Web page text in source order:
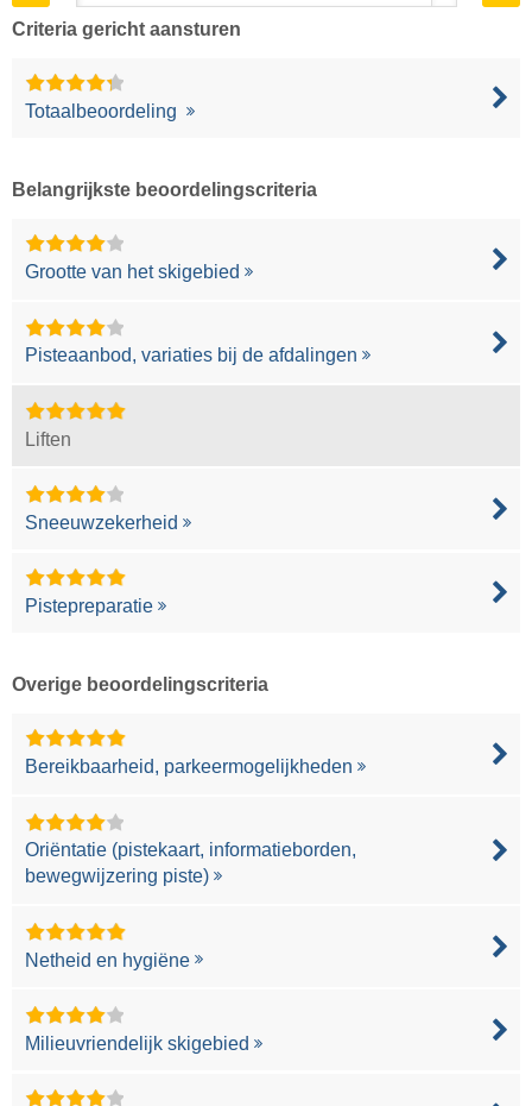
Criteria gericht aansturen
Totaalbeoordeling
Belangrijkste beoordelingscriteria
Grootte van het skigebied
Pisteaanbod, variaties bij de afdalingen
Liften
Sneeuwzekerheid
Pistepreparatie
Overige beoordelingscriteria
Bereikbaarheid, parkeermogelijkheden
Oriëntatie (pistekaart, informatieborden,
bewegwijzering piste)
Netheid en hygiëne
Milieuvriendelijk skigebied